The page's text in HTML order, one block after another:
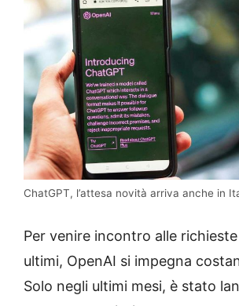
ChatGPT, l’attesa novità arriva anche in
Per venire incontro alle
ultimi, OpenAI si impegna
Solo negli ultimi mesi, è stato